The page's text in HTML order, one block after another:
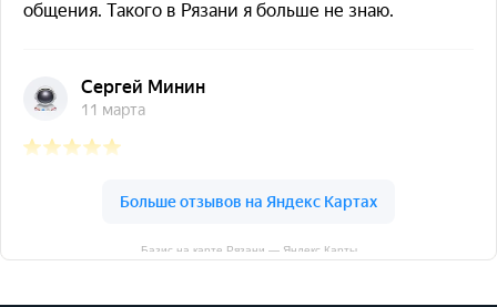
Базис на карте Рязани — Яндекс Карты